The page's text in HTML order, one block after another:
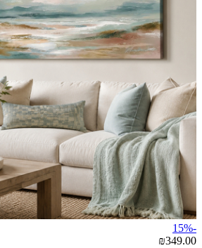
-15%
₪349.00